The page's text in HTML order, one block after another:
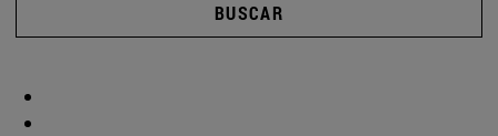
BUSCAR